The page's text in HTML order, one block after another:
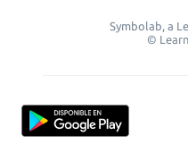
Symbolab, a
©